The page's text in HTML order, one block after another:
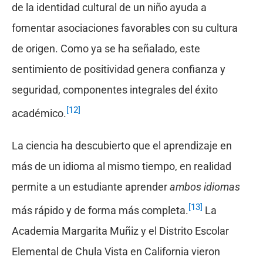
de la identidad cultural de un niño ayuda a
fomentar asociaciones favorables con su cultura
de origen. Como ya se ha señalado, este
sentimiento de positividad genera confianza y
seguridad, componentes integrales del éxito
académico.[12]
La ciencia ha descubierto que el aprendizaje en
más de un idioma al mismo tiempo, en realidad
permite a un estudiante aprenderambos idiomas
más rápido y de forma más completa.[13] La
Academia Margarita Muñiz y el Distrito Escolar
Elemental de Chula Vista en California vieron